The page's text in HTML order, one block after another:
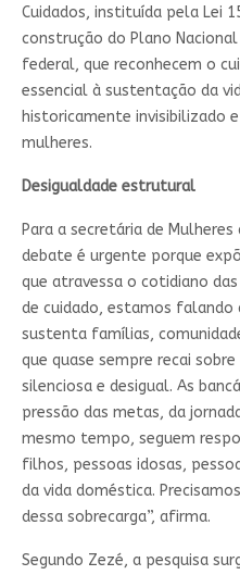
Cuidados, instituída pela Lei
construção do Plano
federal, que reconhecem o
essencial à sustentação da
historicamente invisibilizado
mulheres.
Desigualdade estrutural
Para a secretária de
debate é urgente porque
que atravessa o cotidiano
de cuidado, estamos
sustenta famílias,
que quase sempre recai
silenciosa e desigual. As
pressão das metas, da
mesmo tempo, seguem
filhos, pessoas idosas,
da vida doméstica.
dessa sobrecarga”, afirma.
Segundo Zezé, a pesquisa